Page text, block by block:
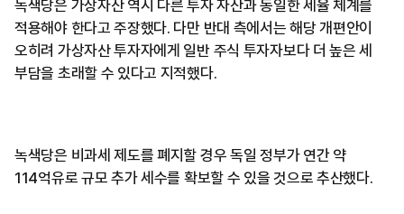
녹색당은 가상자산 역시 다른 투자 자산과 동일한 세율 체계를
적용해야 한다고 주장했다. 다만 반대 측에서는 해당 개편안이
오히려 가상자산 투자자에게 일반 주식 투자자보다 더 높은 세
부담을 초래할 수 있다고 지적했다.
녹색당은 비과세 제도를 폐지할 경우 독일 정부가 연간 약
114억유로 규모 추가 세수를 확보할 수 있을 것으로 추산했다.